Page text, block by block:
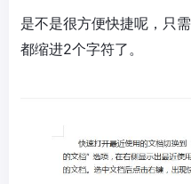
是不是很方便快捷呢，只
都缩进2个字符了。